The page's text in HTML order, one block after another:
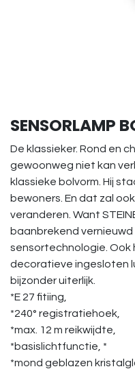
SENSORLAMP
De klassieker. Rond en
gewoonweg niet kan
klassieke bolvorm. Hij
bewoners. En dat zal
veranderen. Want
baanbrekend
sensortechnologie.
decoratieve ingesloten
bijzonder uiterlijk.
*E 27 fitiing,
*240° registratiehoek,
*max. 12 m reikwijdte,
*basislichtfunctie, *
*mond geblazen